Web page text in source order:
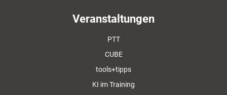
Veranstaltungen
PTT
CUBE
tools+tipps
KI im Training